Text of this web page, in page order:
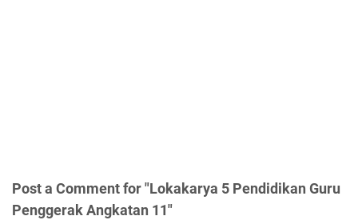
Post a Comment for "Lokakarya 5 Pendidikan Guru
Penggerak Angkatan 11"